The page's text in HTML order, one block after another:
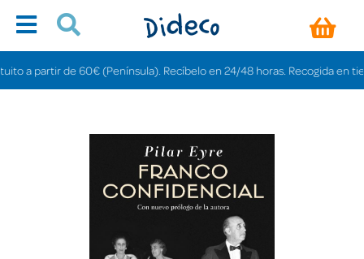
partir de 60€ (Península). Recíbelo en 24/48 horas. Recogida en